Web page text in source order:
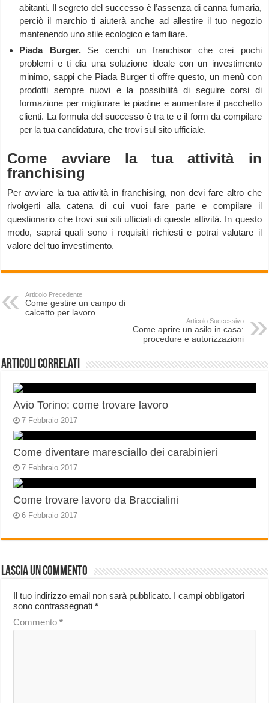
abitanti. Il segreto del successo è l’assenza di canna fumaria,
perciò il marchio ti aiuterà anche ad allestire il tuo negozio
mantenendo uno stile ecologico e familiare.
Piada Burger. Se cerchi un franchisor che crei pochi
problemi e ti dia una soluzione ideale con un investimento
minimo, sappi che Piada Burger ti offre questo, un menù con
prodotti sempre nuovi e la possibilità di seguire corsi di
formazione per migliorare le piadine e aumentare il pacchetto
clienti. La formula del successo è tra te e il form da compilare
per la tua candidatura, che trovi sul sito ufficiale.
Come avviare la tua attività in
franchising
Per avviare la tua attività in franchising, non devi fare altro che
rivolgerti alla catena di cui vuoi fare parte e compilare il
questionario che trovi sui siti ufficiali di queste attività. In questo
modo, saprai quali sono i requisiti richiesti e potrai valutare il
valore del tuo investimento.
Articolo Precedente
Come gestire un campo di
calcetto per lavoro
Articolo Successivo
Come aprire un asilo in casa:
procedure e autorizzazioni
Articoli correlati
Avio Torino: come trovare lavoro
7 Febbraio 2017
Come diventare maresciallo dei carabinieri
7 Febbraio 2017
Come trovare lavoro da Braccialini
6 Febbraio 2017
Lascia un commento
Il tuo indirizzo email non sarà pubblicato. I campi obbligatori
sono contrassegnati*
Commento*